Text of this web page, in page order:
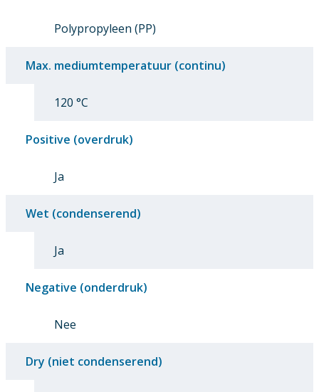
Polypropyleen (PP)
Max. mediumtemperatuur (continu)
120 °C
Positive (overdruk)
Ja
Wet (condenserend)
Ja
Negative (onderdruk)
Nee
Dry (niet condenserend)